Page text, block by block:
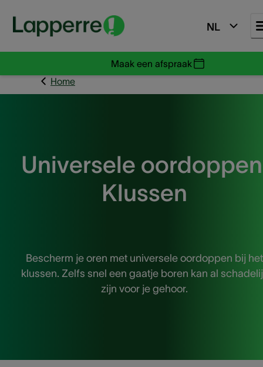
NL
Maak een afspraak
Home
Universele
Klussen
Bescherm je oren met universele oordoppen bij het
klussen. Zelfs snel een gaatje boren kan al
zijn voor je gehoor.